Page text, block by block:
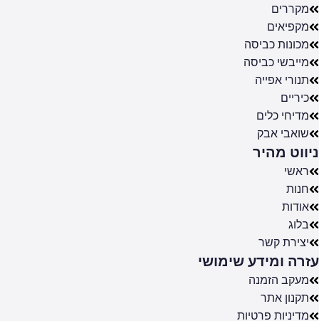
מקררים
מקפיאים
מכונות כביסה
מייבשי כביסה
תנורי אפייה
כיריים
מדיחי כלים
שואבי אבק
ניווט מהיר
ראשי
חנות
אודות
בלוג
יצירת קשר
עזרה ומידע שימושי
מעקב הזמנה
תקנון אתר
מדיניות פרטיות